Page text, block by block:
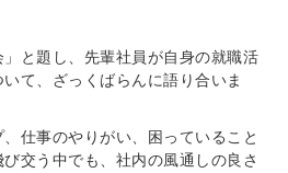
」と題し、先輩社員が自身の就職活
て、ざっくばらんに語り合いま
仕事のやりがい、困っていること
交う中でも、社内の風通しの良さ